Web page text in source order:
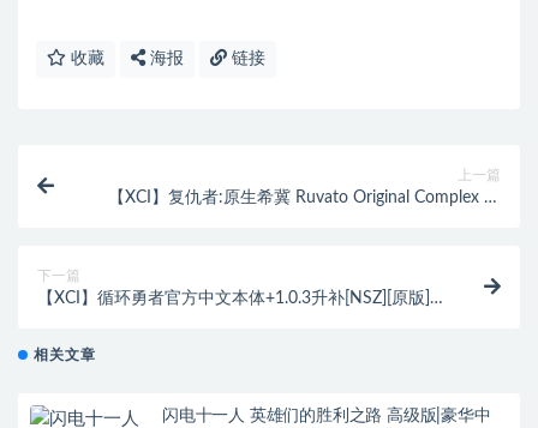
收藏 海报 链接
上一篇
【XCI】复仇者:原生希冀 Ruvato Original Complex 中
下一篇
【XCI】循环勇者官方中文本体+1.0.3升补[NSZ][原版]
相关文章
闪电十一人 英雄们的胜利之路 高级版|豪华中